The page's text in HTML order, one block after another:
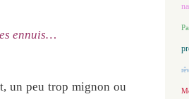
ennuis…
un peu trop mignon ou